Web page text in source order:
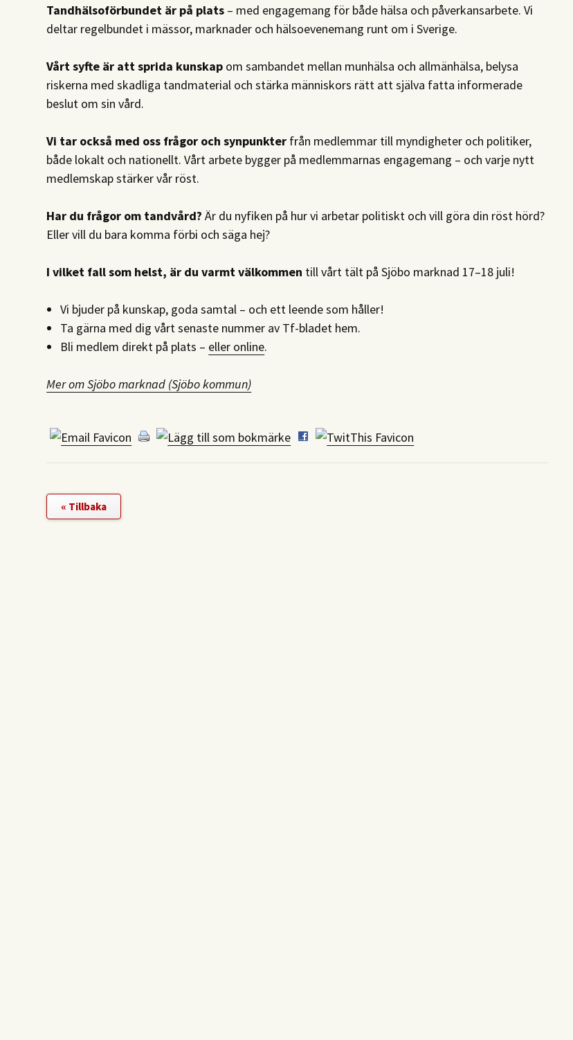
Tandhälsoförbundet är på plats – med engagemang för både hälsa och påverkansarbete. Vi
deltar regelbundet i mässor, marknader och hälsoevenemang runt om i Sverige.
Vårt syfte är att sprida kunskap om sambandet mellan munhälsa och allmänhälsa, belysa
riskerna med skadliga tandmaterial och stärka människors rätt att själva fatta informerade
beslut om sin vård.
Vi tar också med oss frågor och synpunkter från medlemmar till myndigheter och politiker,
både lokalt och nationellt. Vårt arbete bygger på medlemmarnas engagemang – och varje nytt
medlemskap stärker vår röst.
Har du frågor om tandvård?Är du nyfiken på hur vi arbetar politiskt och vill göra din röst hörd?
Eller vill du bara komma förbi och säga hej?
I vilket fall som helst, är du varmt välkommen till vårt tält på Sjöbo marknad 17–18 juli!
Vi bjuder på kunskap, goda samtal – och ett leende som håller!
Ta gärna med dig vårt senaste nummer av Tf-bladet hem.
Bli medlem direkt på plats – eller online.
Mer om Sjöbo marknad (Sjöbo kommun)
« Tillbaka